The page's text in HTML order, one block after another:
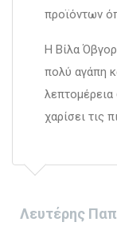
προϊόντων
Η Βίλα
πολύ αγάπη
χαρίσει τις
Λευτέρης